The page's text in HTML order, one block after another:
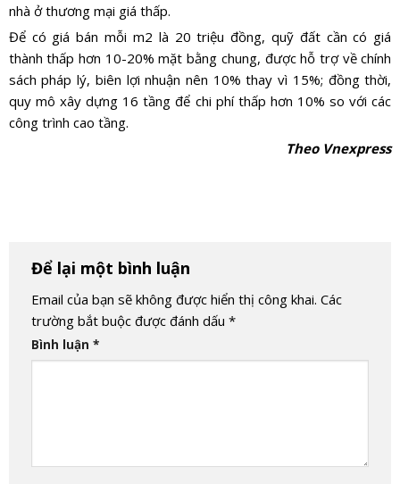
nhà ở thương mại giá thấp.
Để có giá bán mỗi m2 là 20 triệu đồng, quỹ đất cần có giá
thành thấp hơn 10-20% mặt bằng chung, được hỗ trợ về chính
sách pháp lý, biên lợi nhuận nên 10% thay vì 15%; đồng thời,
quy mô xây dựng 16 tầng để chi phí thấp hơn 10% so với các
công trình cao tầng.
Theo Vnexpress
Để lại một bình luận
Email của bạn sẽ không được hiển thị công khai. Các
trường bắt buộc được đánh dấu *
Bình luận *